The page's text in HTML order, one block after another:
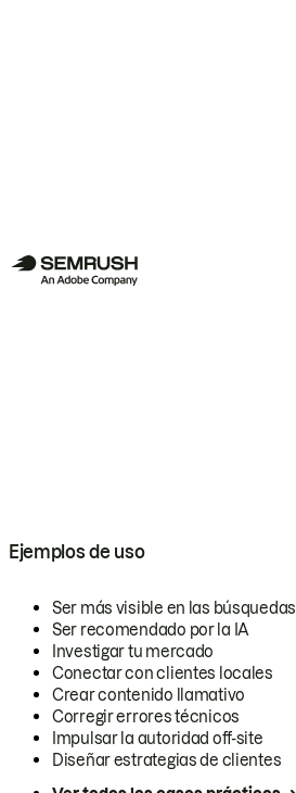
Ejemplos de uso
Ser más visible en las búsquedas
Ser recomendado por la IA
Investigar tu mercado
Conectar con clientes locales
Crear contenido llamativo
Corregir errores técnicos
Impulsar la autoridad off-site
Diseñar estrategias de clientes